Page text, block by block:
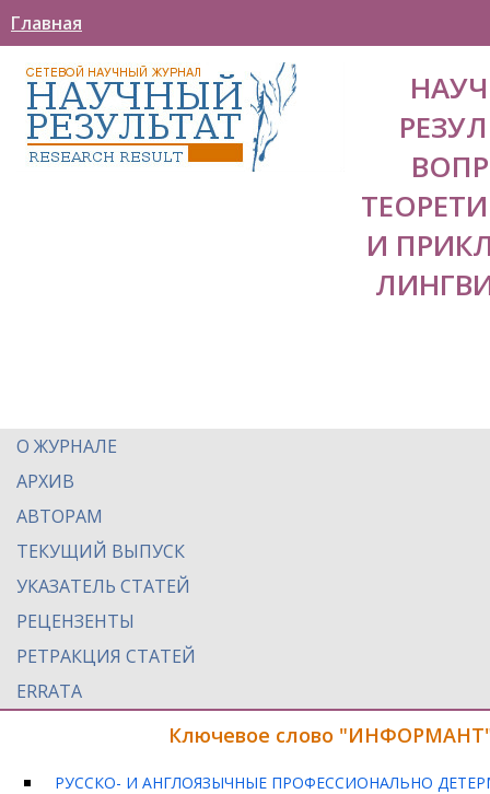
Главная
И
О ЖУРНАЛЕ
АРХИВ
АВТОРАМ
ТЕКУЩИЙ ВЫПУСК
УКАЗАТЕЛЬ СТАТЕЙ
РЕЦЕНЗЕНТЫ
РЕТРАКЦИЯ СТАТЕЙ
ERRATA
Ключевое слово "ИНФОРМАНТ"
РУССКО- И АНГЛОЯЗЫЧНЫЕ ПРОФЕССИОНАЛЬНО